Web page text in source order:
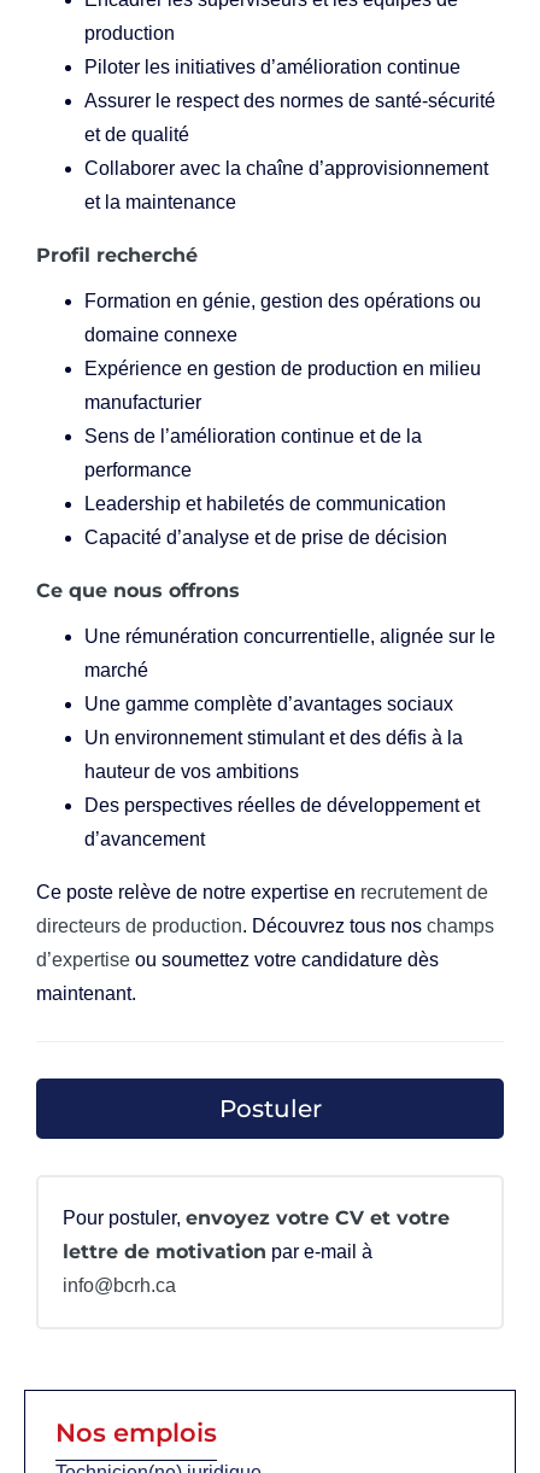
production
Piloter les initiatives d’amélioration continue
Assurer le respect des normes de santé-sécurité
et de qualité
Collaborer avec la chaîne d’approvisionnement
et la maintenance
Profil recherché
Formation en génie, gestion des opérations ou
domaine connexe
Expérience en gestion de production en milieu
manufacturier
Sens de l’amélioration continue et de la
performance
Leadership et habiletés de communication
Capacité d’analyse et de prise de décision
Ce que nous offrons
Une rémunération concurrentielle, alignée sur le
marché
Une gamme complète d’avantages sociaux
Un environnement stimulant et des défis à la
hauteur de vos ambitions
Des perspectives réelles de développement et
d’avancement
Ce poste relève de notre expertise en recrutement de
directeurs de production. Découvrez tous nos champs
d’expertise ou soumettez votre candidature dès
maintenant.
Pour postuler, envoyez votre CV et votre
lettre de motivation par e-mail à
info@bcrh.ca
Nos emplois